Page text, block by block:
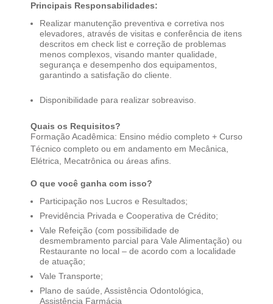
Principais Responsabilidades:
Realizar manutenção preventiva e corretiva nos
elevadores, através de visitas e conferência de itens
descritos em check list e correção de problemas
menos complexos, visando manter qualidade,
segurança e desempenho dos equipamentos,
garantindo a satisfação do cliente.
Disponibilidade para realizar sobreaviso.
Quais os Requisitos?
Formação Acadêmica: Ensino médio completo + Curso
Técnico completo ou em andamento em Mecânica,
Elétrica, Mecatrônica ou áreas afins.
O que você ganha com isso?
Participação nos Lucros e Resultados;​
Previdência Privada e Cooperativa de Crédito;​
Vale Refeição (com possibilidade de
desmembramento parcial para Vale Alimentação) ou
Restaurante no local – de acordo com a localidade
de atuação;​
Vale Transporte;​
Plano de saúde, Assistência Odontológica,
Assistência Farmácia